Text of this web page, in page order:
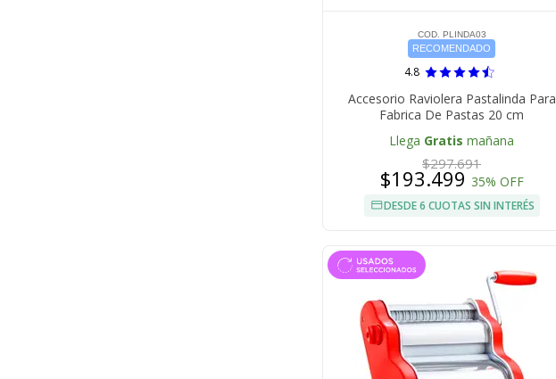
COD. PLINDA03
RECOMENDADO
4.8
Accesorio Raviolera Pastalinda Para
Fabrica De Pastas 20 cm
Llega Gratis mañana
$297.691
$193.499 35% OFF
DESDE 6 CUOTAS SIN INTERÉS